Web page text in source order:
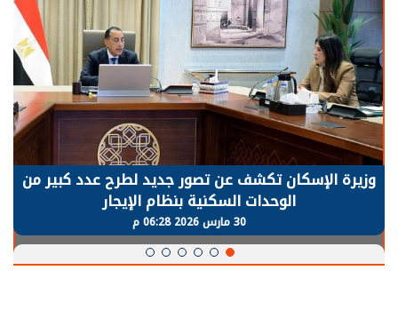
الرئيس السيسي: توقف الأنشطة في قطاع الطاقة
يحتاج إلى سنوات لعودة معدلات الإنتاج الطبيعية